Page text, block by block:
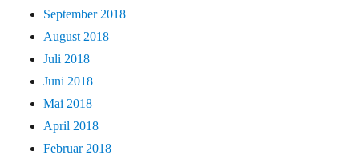
September 2018
August 2018
Juli 2018
Juni 2018
Mai 2018
April 2018
Februar 2018